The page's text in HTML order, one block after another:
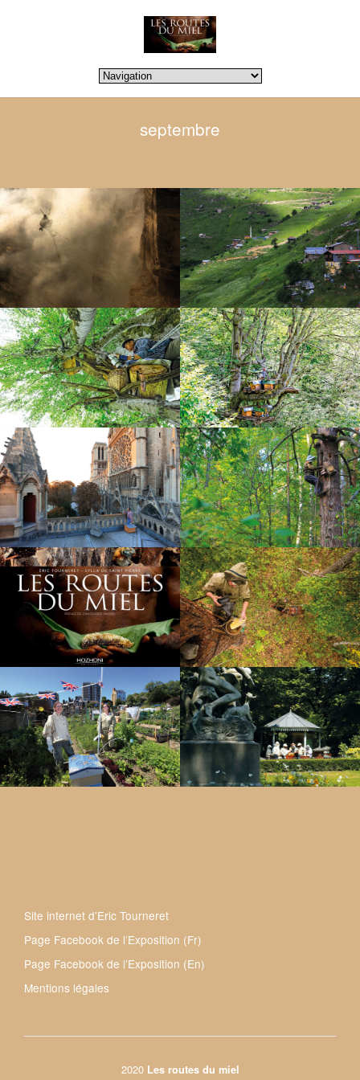
septembre
Site internet d’Eric Tourneret
Page Facebook de l’Exposition (Fr)
Page Facebook de l’Exposition (En)
Mentions légales
2020 Les routes du miel